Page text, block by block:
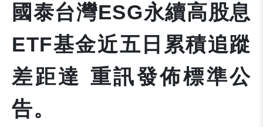
國泰台灣ESG永續高股息
ETF基金近五日累積追蹤
差距達 重訊發佈標準公
告。